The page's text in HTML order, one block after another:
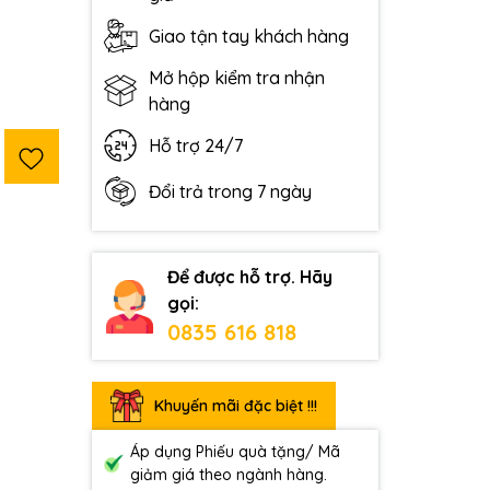
Giao tận tay khách hàng
Mở hộp kiểm tra nhận
hàng
Hỗ trợ 24/7
Đổi trả trong 7 ngày
Để được hỗ trợ. Hãy
gọi:
0835 616 818
Khuyến mãi đặc biệt !!!
Áp dụng Phiếu quà tặng/ Mã
giảm giá theo ngành hàng.